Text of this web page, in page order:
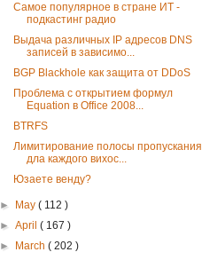
Самое популярное в стране ИТ -
подкастинг радио
Выдача различных IP адресов DNS
записей в зависимо...
BGP Blackhole как защита от DDoS
Проблема с открытием формул
Equation в Office 2008...
BTRFS
Лимитирование полосы пропускания
дла каждого вихос...
Юзаете венду?
► May( 112 )
►April( 167 )
►
March( 202 )